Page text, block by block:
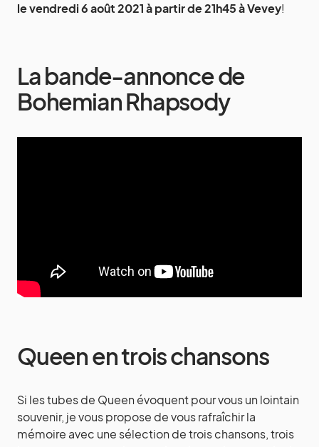
le vendredi 6 août 2021 à partir de 21h45 à Vevey!
La bande-annonce de
Bohemian Rhapsody
Queen en trois chansons
Si les tubes de Queen évoquent pour vous un lointain
souvenir, je vous propose de vous rafraîchir la
mémoire avec une sélection de trois chansons, trois